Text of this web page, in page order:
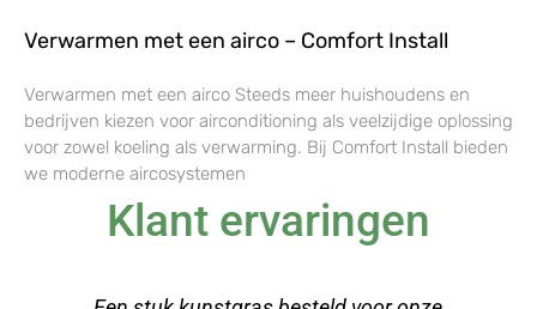
Verwarmen met een airco – Comfort Install
Verwarmen met een airco Steeds meer huishoudens en
bedrijven kiezen voor airconditioning als veelzijdige oplossing
voor zowel koeling als verwarming. Bij Comfort Install bieden
we moderne aircosystemen
Klant ervaringen